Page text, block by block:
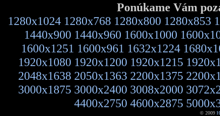
Ponúkame Vám
1280x1024 1280x768 1280x800 1280x853
1440x900 1440x960 1600x1000
1600x1251 1600x961 1632x1224
1920x1080 1920x1200 1920x1215
2048x1638 2050x1363 2200x1375
3000x1875 3000x2400 3008x2000
4400x2750 4600x2875
© 2009